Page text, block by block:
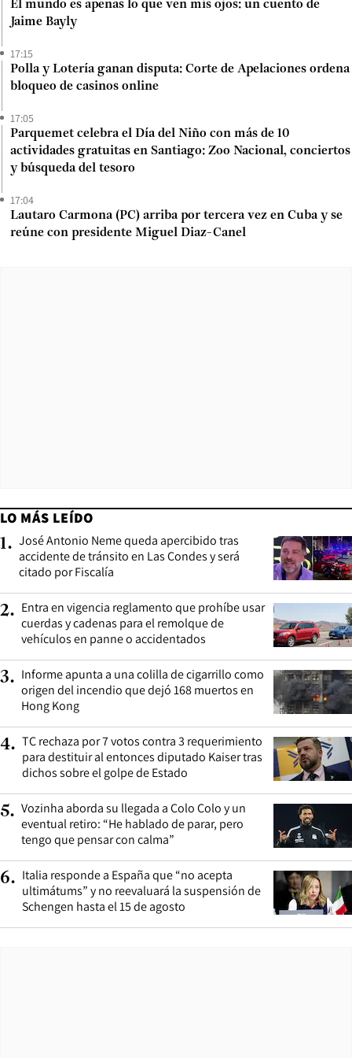
El mundo es apenas lo que ven mis ojos: un cuento de
Jaime Bayly
17:15
Polla y Lotería ganan disputa: Corte de Apelaciones ordena
bloqueo de casinos online
17:05
Parquemet celebra el Día del Niño con más de 10
actividades gratuitas en Santiago: Zoo Nacional, conciertos
y búsqueda del tesoro
17:04
Lautaro Carmona (PC) arriba por tercera vez en Cuba y se
reúne con presidente Miguel Diaz-Canel
LO MÁS LEÍDO
1. José Antonio Neme queda apercibido tras
accidente de tránsito en Las Condes y será
citado por Fiscalía
2. Entra en vigencia reglamento que prohíbe usar
cuerdas y cadenas para el remolque de
vehículos en panne o accidentados
3. Informe apunta a una colilla de cigarrillo como
origen del incendio que dejó 168 muertos en
Hong Kong
4. TC rechaza por 7 votos contra 3 requerimiento
para destituir al entonces diputado Kaiser tras
dichos sobre el golpe de Estado
5. Vozinha aborda su llegada a Colo Colo y un
eventual retiro: “He hablado de parar, pero
tengo que pensar con calma”
6. Italia responde a España que “no acepta
ultimátums” y no reevaluará la suspensión de
Schengen hasta el 15 de agosto